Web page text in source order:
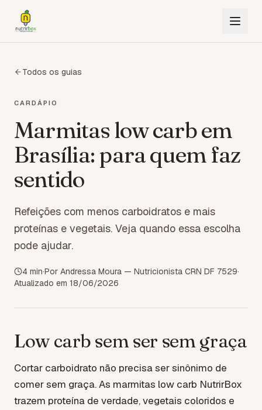
Todos os guias
CARDÁPIO
Marmitas low carb em
Brasília: para quem faz
sentido
Refeições com menos carboidratos e mais
proteínas e vegetais. Veja quando essa escolha
pode ajudar.
4 min·Por Andressa Moura — Nutricionista CRN DF 7529·
Atualizado em 18/06/2026
Low carb sem ser sem graça
Cortar carboidrato não precisa ser sinônimo de
comer sem graça. As marmitas low carb NutrirBox
trazem proteína de verdade, vegetais coloridos e